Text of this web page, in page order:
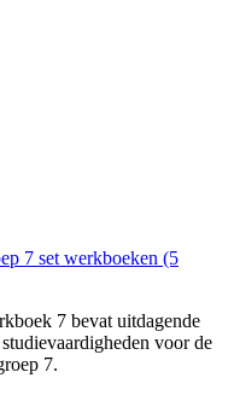
7 set werkboeken (5
7 bevat uitdagende
voor de
7.